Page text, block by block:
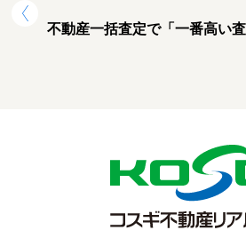
不動産一括査定で「一番高い